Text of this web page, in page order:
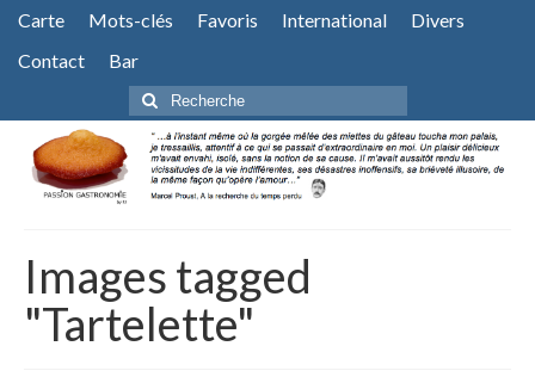
Carte Mots-clés Favoris International
Divers
Contact
Bar
Rechercher
:
Images tagged
"Tartelette"